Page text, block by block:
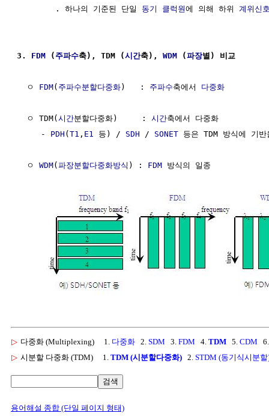
        . 하나의 기준된 단일
동기 클럭원에 의해 하위 계위신
3. FDM ( 주파수축), TDM (시간축), WDM (파장별) 비교
  ㅇ
FDM( 주파수분할다중화)   : 주파수축에서 다중화
  ㅇ TDM(
시간분할다중화)     : 시간축에서 다중화
     -
PDH (T1 , E1 등) / SDH / SONET 등은 TDM 방식에 기
  ㅇ
WDM(파장분할다중화방식 ) : FDM 방식의 일종
▷ 다중화 (Multiplexing) 1. 다중화 2. SDM 3. FDM 4. TDM 5. CDM
▷ 시분할 다중화 (TDM) 1. TDM (시분할다중화) 2. STDM (동기식시분할
검색
용어해설 종합 (단일 페이지 형태)